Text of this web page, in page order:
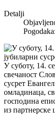
Detalji
У суботу, 14.
свечаност
сусрет
омладинаца,
господина
из